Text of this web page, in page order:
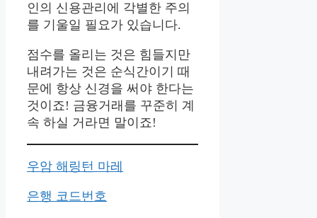
인의 신용관리에 각별한 주의
를 기울일 필요가 있습니다.
점수를 올리는 것은 힘들지만
내려가는 것은 순식간이기 때
문에 항상 신경을 써야 한다는
것이죠! 금융거래를 꾸준히 계
속 하실 거라면 말이죠!
우암 해링턴 마레
은행 코드번호